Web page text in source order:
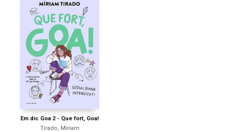
Em dic Goa 2 - Que fort, Goa!
Tirado, Míriam